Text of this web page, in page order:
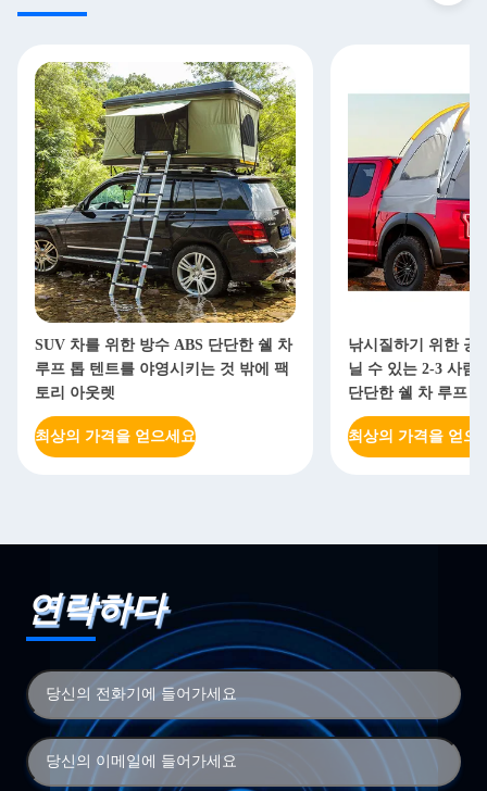
SUV 차를 위한 방수 ABS 단단한 쉘 차
루프 톱 텐트를 야영시키는 것 밖에 팩
토리 아웃렛
최상의 가격을 얻으세요
낚시질하기 위한 공
닐 수 있는 2-3 사람
단단한 쉘 차 루프
최상의 가격을 얻으
연락하다